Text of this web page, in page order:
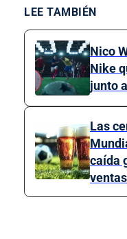
LEE TAMBIÉN
Nico
Nike
junto
Las
caída
ventas